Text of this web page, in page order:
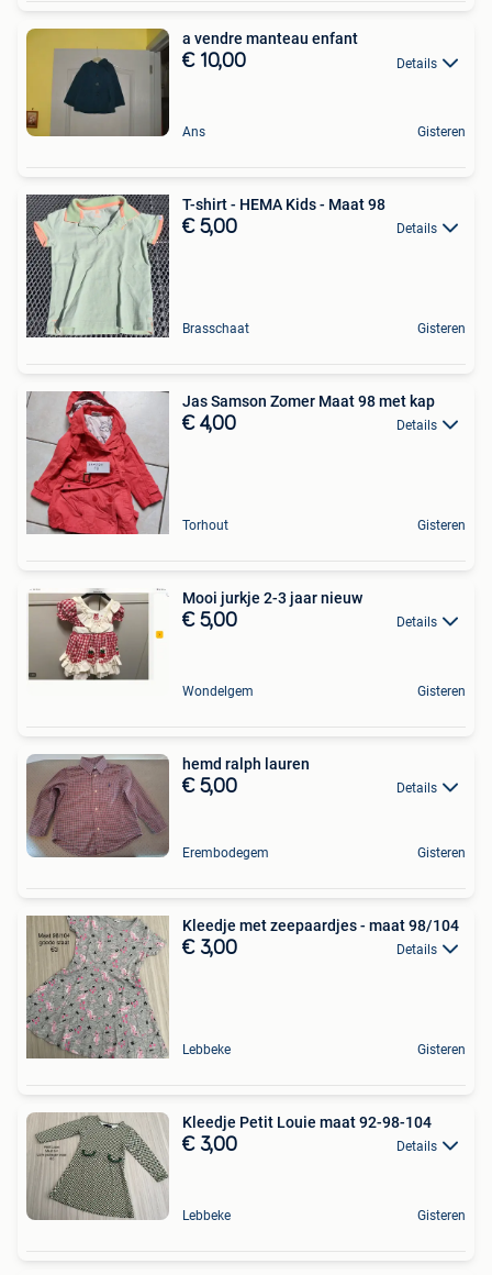
a vendre manteau enfant
€ 10,00 Details
Ans Gisteren
T-shirt - HEMA Kids - Maat 98
€ 5,00 Details
Brasschaat Gisteren
Jas Samson Zomer Maat 98 met kap
€ 4,00 Details
Torhout Gisteren
Mooi jurkje 2-3 jaar nieuw
€ 5,00 Details
Wondelgem Gisteren
hemd ralph lauren
€ 5,00 Details
Erembodegem Gisteren
Kleedje met zeepaardjes - maat 98/104
€ 3,00 Details
Lebbeke Gisteren
Kleedje Petit Louie maat 92-98-104
€ 3,00 Details
Lebbeke Gisteren